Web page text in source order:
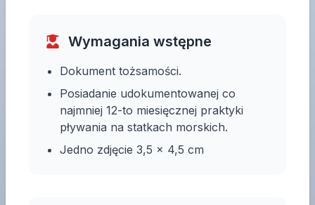
Wymagania wstępne
Dokument tożsamości.
Posiadanie udokumentowanej co
najmniej 12-to miesięcznej praktyki
pływania na statkach morskich.
Jedno zdjęcie 3,5 x 4,5 cm